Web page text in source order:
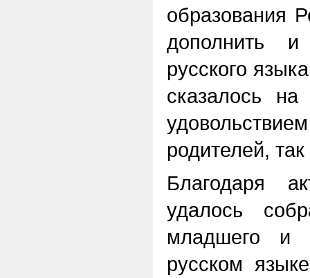
образования
дополнить и
русского
сказалось
родителей,
Благодаря
удалось
младшего и
русском